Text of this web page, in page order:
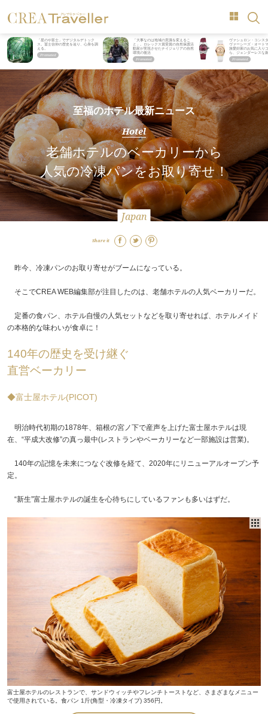
「星のや富士」でデジタルデトック
ス。冨士信仰の歴史を辿り、心身を調
える。
「大事なのは地域の意識を変えるこ
と」。ロレックス賞受賞の自然保護活
動家が実現させたナイジェリアの自然
環境の復活
ヴァシュロン・コンス
ヴァーシーズ・オート
旅愛好家のお気に入り
ら、ジェンダーレスな
至福のホテル最新ニュース
Hotel
老舗ホテルのベーカリーから
人気の冷凍パンをお取り寄せ！
Japan
Share it
昨今、冷凍パンのお取り寄せがブームになっている。
そこでCREA WEB編集部が注目したのは、老舗ホテルの人気ベーカリーだ。
定番の食パン、ホテル自慢の人気セットなどを取り寄せれば、ホテルメイド
の本格的な味わいが食卓に！
140年の歴史を受け継ぐ
直営ベーカリー
◆富士屋ホテル(PICOT)
明治時代初期の1878年、箱根の宮ノ下で産声を上げた富士屋ホテルは現
在、“平成大改修”の真っ最中(レストランやベーカリーなど一部施設は営業)。
140年の記憶を未来につなぐ改修を経て、2020年にリニューアルオープン予
定。
“新生”富士屋ホテルの誕生を心待ちにしているファンも多いはずだ。
富士屋ホテルのレストランで、サンドウィッチやフレンチトーストなど、さまざまなメニュー
で使用されている。食パン 1斤(角型・冷凍タイプ) 356円。